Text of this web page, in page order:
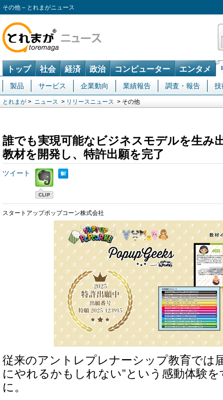
その他 – とれまがニュース
トップ 社会 経済 政治 コンピューター エンタメ
製品 サービス 企業動向 業績報告 調査・報告 技
とれまが > ニュース > リリースニュース > その他
誰でも実現可能なビジネスモデルを生み
教材を開発し、特許出願を完了
ツイート
スタートアップポップコーン株式会社
従来のアントレプレナーシップ教育では
にやれるかもしれない”という感動体験
に。